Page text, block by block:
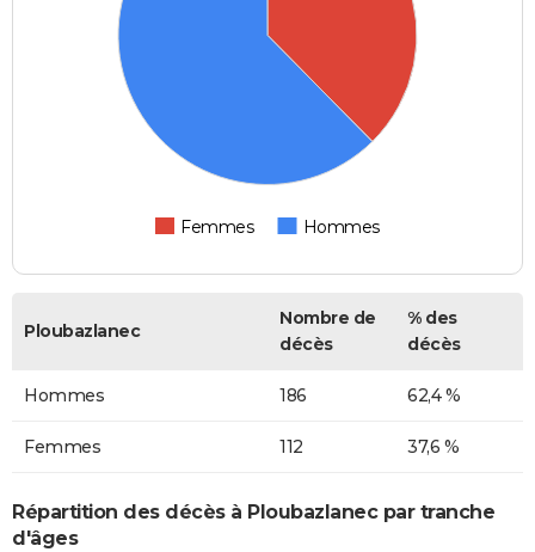
Femmes Hommes
Ploubazlanec
Nombre de
décès
% des
décès
Hommes 186 62,4 %
Femmes 112 37,6 %
Répartition des décès à Ploubazlanec par tranche
d'âges